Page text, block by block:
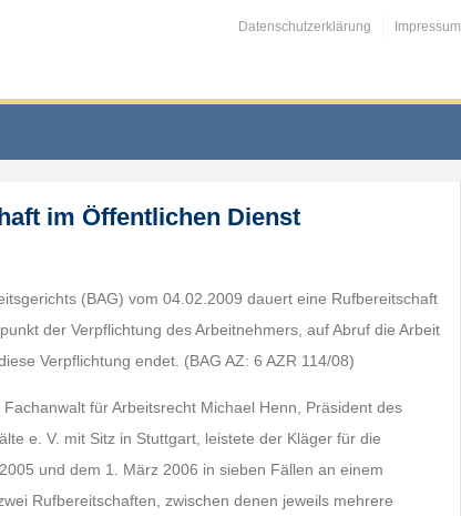
Datenschutzerklärung Impressum
im Öffentlichen Dienst
(BAG) vom 04.02.2009 dauert eine Rufbereitschaft
der Verpflichtung des Arbeitnehmers, auf Abruf die Arbeit
Verpflichtung endet. (BAG AZ: 6 AZR 114/08)
für Arbeitsrecht Michael Henn, Präsident des
e. V. mit Sitz in Stuttgart, leistete der Kläger für die
und dem 1. März 2006 in sieben Fällen an einem
Rufbereitschaften, zwischen denen jeweils mehrere